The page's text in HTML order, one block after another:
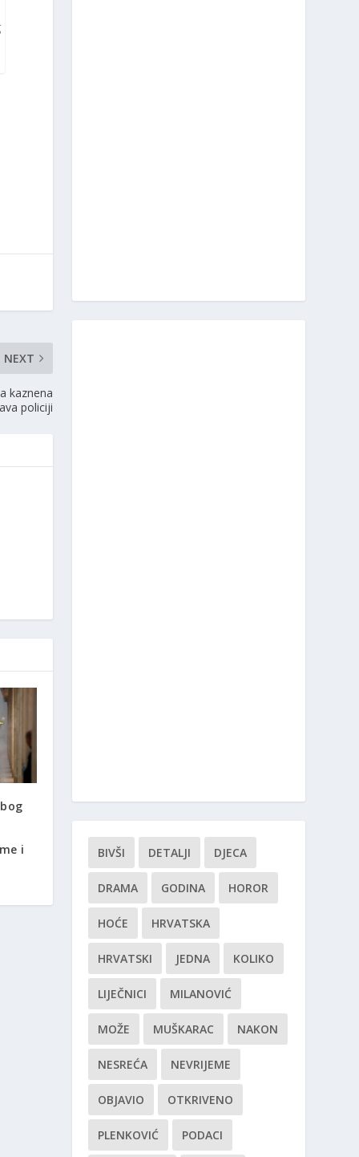
NEXT
kaznena
policiji
i
BIVŠI DETALJI DJECA
DRAMA GODINA HOROR
HOĆE HRVATSKA
HRVATSKI JEDNA KOLIKO
LIJEČNICI MILANOVIĆ
MOŽE MUŠKARAC NAKON
NESREĆA NEVRIJEME
OBJAVIO OTKRIVENO
PLENKOVIĆ PODACI